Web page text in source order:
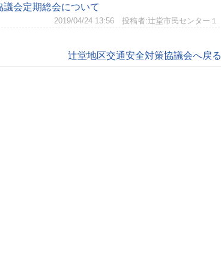
会定期総会について
2019/04/24 13:56 投稿者:辻堂市民センター１
辻堂地区交通安全対策協議会へ戻る